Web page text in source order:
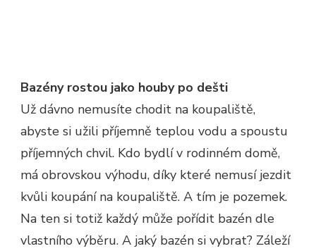
Bazény rostou jako houby po dešti
Už dávno nemusíte chodit na koupaliště,
abyste si užili příjemně teplou vodu a spoustu
příjemných chvil. Kdo bydlí v rodinném domě,
má obrovskou výhodu, díky které nemusí jezdit
kvůli koupání na koupaliště. A tím je pozemek.
Na ten si totiž každý může pořídit bazén dle
vlastního výběru. A jaký bazén si vybrat? Záleží